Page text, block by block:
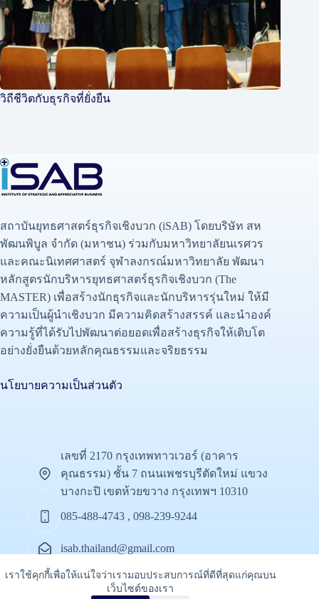
เราใช้คุกกี้เพื่อให้แน่ใจว่าเรามอบประสบการณ์ที่ดีที่สุดแก่คุณบน
เว็บไซต์ของเรา
วิถีชีวิตกับธุรกิจที่ยั่งยืน
สถาบันยุทธศาสตร์ธุรกิจเชิงบวก (iSAB) โดยบริษัท สห
พัฒนพิบูล จำกัด (มหาชน) ร่วมกับมหาวิทยาลัยนเรศวร
และคณะนิเทศศาสตร์ จุฬาลงกรณ์มหาวิทยาลัย พัฒนา
หลักสูตรนักบริหารยุทธศาสตร์ธุรกิจเชิงบวก (The
MASTER) เพื่อสร้างนักธุรกิจและนักบริหารรุ่นใหม่ ให้มี
ความเป็นผู้นำเชิงบวก มีความคิดสร้างสรรค์ และนำองค์
ความรู้ที่ได้รับไปพัฒนาต่อยอดเพื่อสร้างธุรกิจให้เติบโต
อย่างยั่งยืนด้วยหลักคุณธรรมและจริยธรรม
นโยบายความเป็นส่วนตัว
เลขที่ 2170 กรุงเทพทาวเวอร์ (อาคาร
คุณธรรม) ชั้น 7 ถนนเพชรบุรีตัดใหม่ แขวง
บางกะปิ เขตห้วยขวาง กรุงเทพฯ 10310
085-488-4743 , 098-239-9244
isab.thailand@gmail.com
watsana2020